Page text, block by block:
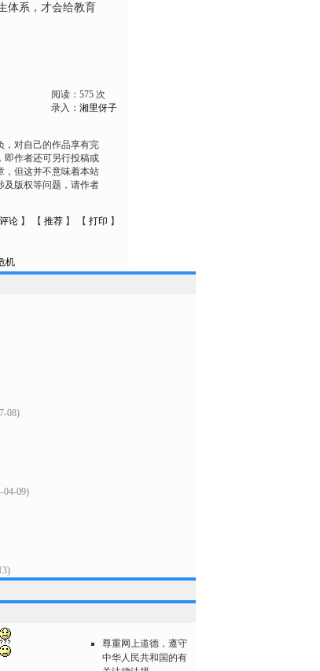
体系，才会给教育
阅读： 575 次
录入： 湘里伢子
，对自己的作品享有完
即作者还可另行投稿或
，但这并不意味着本站
及版权等问题，请作者
评论 】 【 推荐 】 【 打印 】
机
08)
04-09)
尊重网上道德，遵守
中华人民共和国的有